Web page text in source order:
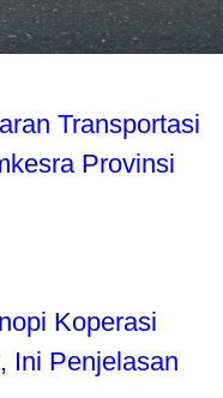
Transportasi
Provinsi
Koperasi
Ini Penjelasan